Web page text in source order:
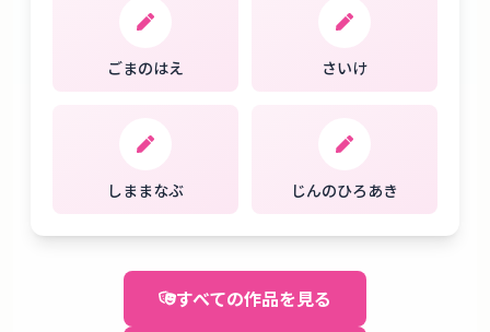
ごまのはえ さいけ
しままなぶ じんのひろあき
すべての作品を見る